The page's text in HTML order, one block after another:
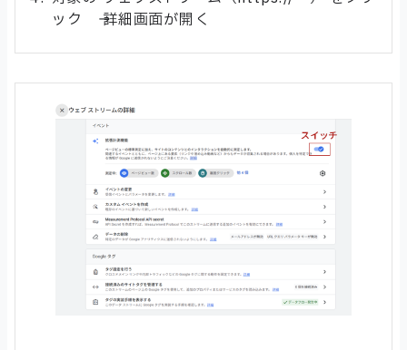
ック → 詳細画面が開く